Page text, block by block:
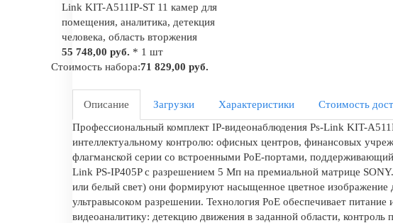
Link KIT-A511IP-ST 11 камер для
помещения, аналитика, детекция
человека, область вторжения
55 748,00 руб. * 1 шт
Стоимость набора:71 829,00 руб.
Описание
Загрузки Характеристики Стоимость
Профессиональный комплект IP-видеонаблюдения Ps-Link KIT-
интеллектуальному контролю: офисных центров, финансовых
флагманской серии со встроенными PoE-портами,
Link PS-IP405P с разрешением 5 Мп на премиальной матрице
или белый свет) они формируют насыщенное цветное изображение
ультравысоком разрешении. Технология PoE обеспечивает
видеоаналитику: детекцию движения в заданной области,